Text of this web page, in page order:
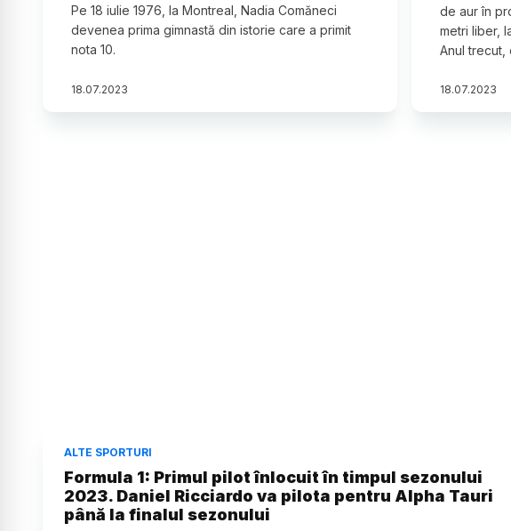
Pe 18 iulie 1976, la Montreal, Nadia Comăneci
devenea prima gimnastă din istorie care a primit
nota 10.
18.07.2023
de aur în
metri liber,
Anul trecut,
18.07.2023
ALTE SPORTURI
Formula 1: Primul pilot înlocuit în timpul sezonului
2023. Daniel Ricciardo va pilota pentru Alpha Tauri
până la finalul sezonului